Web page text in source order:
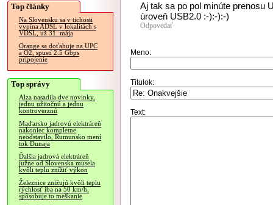
Top články
Na Slovensku sa v tichosti
vypína ADSL v lokalitách s
VDSL, už 31. mája
Orange sa doťahuje na UPC
a O2, spustí 2.5 Gbps
pripojenie
Top správy
Alza nasadila dve novinky,
jednu užitočnú a jednu
kontroverznú
Maďarsko jadrovú elektráreň
nakoniec kompletne
neodstavilo, Rumunsko mení
tok Dunaja
Ďalšia jadrová elektráreň
južne od Slovenska musela
kvôli teplu znížiť výkon
Železnice znižujú kvôli teplu
rýchlosť iba na 50 km/h,
spôsobuje to meškanie
Aj tak sa po pol minúte prenosu
úroveň USB2.0 :-):-):-)
Odpovedať
Meno:
Titulok:
Text: